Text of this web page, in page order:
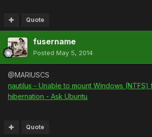
Quote
fusername
Posted May 5, 2014
@MARIUSCS
nautilus - Unable to mount Windows (NTFS)
hibernation - Ask Ubuntu
Quote